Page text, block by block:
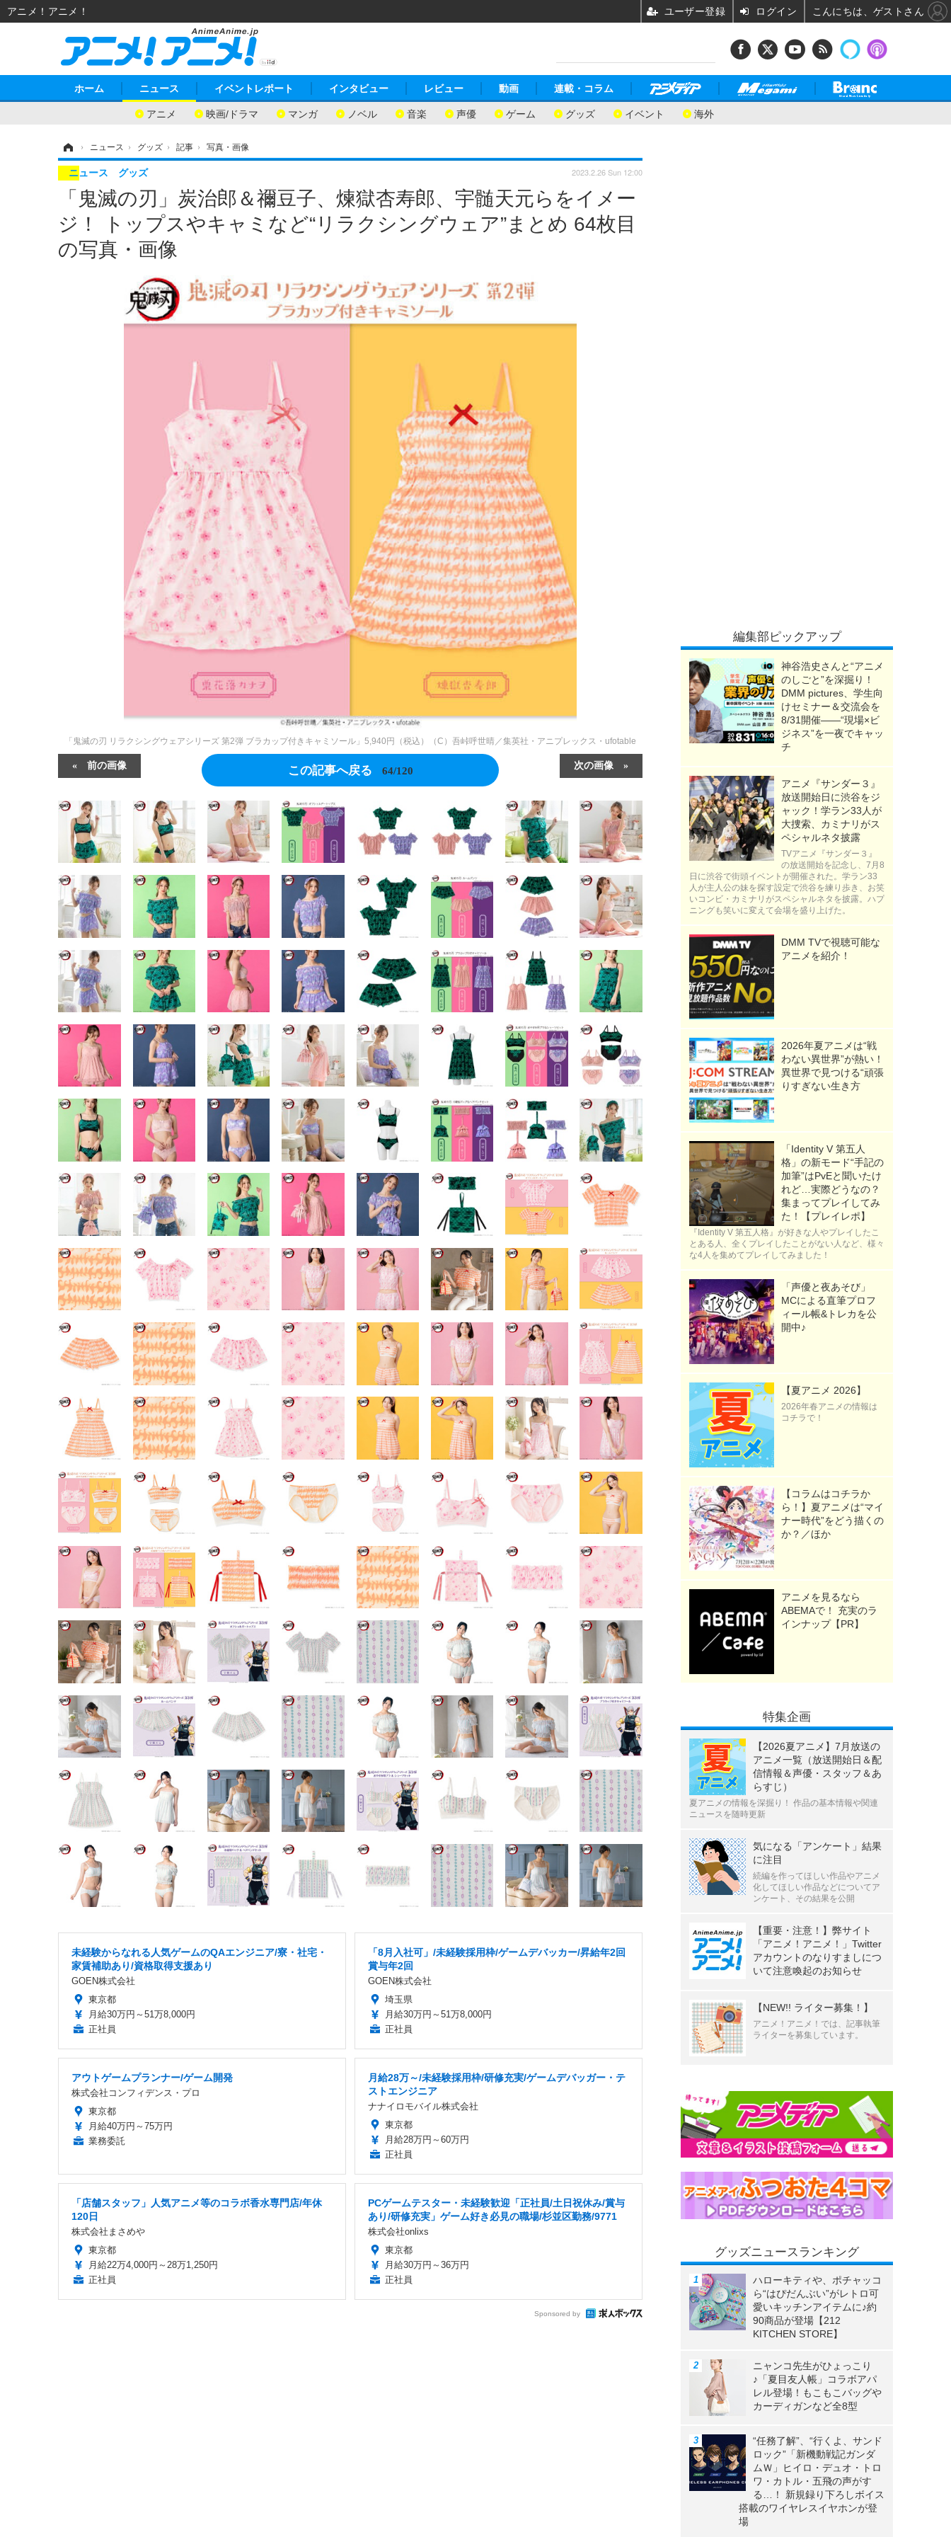
ホーム ニュース
アニメ 映画/ドラマ マンガ ノベル 音楽 声優 ゲーム グッズ イベント 海外
イベントレポート インタビュー レビュー 動画 連載・コラム
› ニュース › グッズ › 記事 › 写真・画像
「鬼滅の刃」炭治郎＆禰豆子、煉獄杏寿郎、宇髄天元らをイメー
ジ！ トップスやキャミなど“リラクシングウェア”まとめ 64枚目
の写真・画像
ニュース グッズ 2023.2.26 Sun 12:00
「鬼滅の刃 リラクシングウェアシリーズ 第2弾 ブラカップ付きキャミソール」5,940円（税込）（C）吾峠呼世晴／集英社・アニプレックス・ufotable
前の画像 次の画像
この記事へ戻る 64/120
未経験からなれる人気ゲームのQAエンジニア/寮・社宅・
家賃補助あり/資格取得支援あり
GOEN株式会社
東京都
月給30万円～51万8,000円
正社員
「8月入社可」/未経験採用枠/ゲームデバッカー/昇給年2回
賞与年2回
GOEN株式会社
埼玉県
月給30万円～51万8,000円
正社員
アウトゲームプランナー/ゲーム開発
株式会社コンフィデンス・プロ
東京都
月給40万円～75万円
業務委託
月給28万～/未経験採用枠/研修充実/ゲームデバッガー・テ
ストエンジニア
ナナイロモバイル株式会社
東京都
月給28万円～60万円
正社員
「店舗スタッフ」人気アニメ等のコラボ香水専門店/年休
120日
株式会社まさめや
東京都
月給22万4,000円～28万1,250円
正社員
PCゲームテスター・未経験歓迎「正社員/土日祝休み/賞与
あり/研修充実」ゲーム好き必見の職場/杉並区勤務/9771
株式会社onlixs
東京都
月給30万円～36万円
正社員
Sponsored by
編集部ピックアップ
神谷浩史さんと“アニメ
のしごと”を深掘り！
DMM pictures、学生向
けセミナー＆交流会を
8/31開催――“現場×ビ
ジネス”を一夜でキャッ
チ
アニメ『サンダー３』
放送開始日に渋谷をジ
ャック！学ラン33人が
大捜索、カミナリがス
ペシャルネタ披露
TVアニメ『サンダー３』
の放送開始を記念し、7月8
日に渋谷で街頭イベントが開催された。学ラン33
人が主人公の妹を探す設定で渋谷を練り歩き、お笑
いコンビ・カミナリがスペシャルネタを披露。ハプ
ニングも笑いに変えて会場を盛り上げた。
DMM TVで視聴可能な
アニメを紹介！
2026年夏アニメは“戦
わない異世界”が熱い！
異世界で見つける“頑張
りすぎない生き方
「Identity V 第五人
格」の新モード“手記の
加筆”はPvEと聞いたけ
れど…実際どうなの？
集まってプレイしてみ
た！【プレイレポ】
『Identity V 第五人格』が好きな人やプレイしたこ
とある人、全くプレイしたことがない人など、様々
な4人を集めてプレイしてみました！
「声優と夜あそび」
MCによる直筆プロフ
ィール帳&トレカを公
開中♪
【夏アニメ 2026】
2026年春アニメの情報は
コチラで！
【コラムはコチラか
ら！】夏アニメは“マイ
ナー時代”をどう描くの
か？／ほか
アニメを見るなら
ABEMAで！ 充実のラ
インナップ【PR】
特集企画
【2026夏アニメ】7月放送の
アニメ一覧（放送開始日＆配
信情報＆声優・スタッフ＆あ
らすじ）
夏アニメの情報を深掘り！ 作品の基本情報や関連
ニュースを随時更新
気になる「アンケート」結果
に注目
続編を作ってほしい作品やアニメ
化してほしい作品などについてア
ンケート、その結果を公開
【重要・注意！】弊サイト
「アニメ！アニメ！」Twitter
アカウントのなりすましにつ
いて注意喚起のお知らせ
【NEW!! ライター募集！】
アニメ！アニメ！では、記事執筆
ライターを募集しています。
グッズニュースランキング
ハローキティや、ポチャッコ
ら“はぴだんぶい”がレトロ可
愛いキッチンアイテムに♪約
90商品が登場【212
KITCHEN STORE】
ニャンコ先生がひょっこり
♪「夏目友人帳」コラボアパ
レル登場！もこもこバッグや
カーディガンなど全8型
“任務了解”、“行くよ、サンド
ロック”「新機動戦記ガンダ
ムＷ」ヒイロ・デュオ・トロ
ワ・カトル・五飛の声がす
る…！ 新規録り下ろしボイス
搭載のワイヤレスイヤホンが登
場
アニメ！アニメ！ ユーザー登録 ログイン こんにちは、ゲストさん